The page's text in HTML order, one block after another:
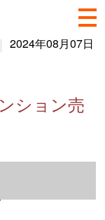
2024年08月07日
ション売